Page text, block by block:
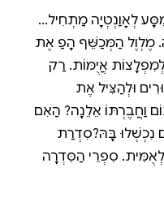
לְאָוַנְטְיָה מַתְחִיל...
מֶלְוֶל הַמְּכַשֵּׁף הָפַךְ אֶת
אֲיֻמּוֹת. רַק
וּלְהַצִּיל אֶת
וַחֲבֶרְתּוֹ אֵלֵנָה? הַאִם
נִכְשְׁלוּ בָּהּ?סִדְרַת
סִפְרֵי הַסִּדְרָה